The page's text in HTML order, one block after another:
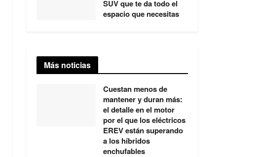
SUV que te da todo el
espacio que necesitas
Más noticias
Cuestan menos de
mantener y duran más:
el detalle en el motor
por el que los eléctricos
EREV están superando
a los híbridos
enchufables